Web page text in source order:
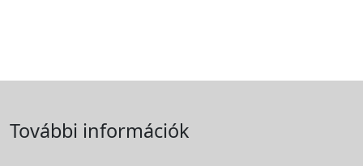
További információk